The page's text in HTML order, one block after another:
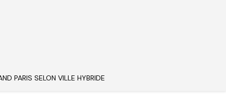
PARIS SELON VILLE HYBRIDE